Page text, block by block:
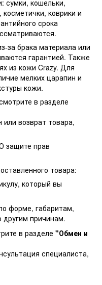
сумки, кошельки,
коврики и
срока
за брака материала или
гарантией. Также
из кожи Crazy. Для
мелких царапин и
кожи.
в разделе
возврат товара,
защите прав
товара:
который вы
форме, габаритам,
другим причинам.
в разделе "Обмен и
специалиста,